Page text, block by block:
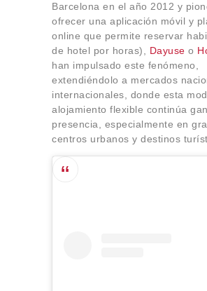
Barcelona en el año 2012 y
ofrecer una aplicación móvil y
online que permite reservar
de hotel por horas), Dayuse o
han impulsado este fenómeno,
extendiéndolo a mercados
internacionales, donde esta
alojamiento flexible continúa
presencia, especialmente en
centros urbanos y destinos